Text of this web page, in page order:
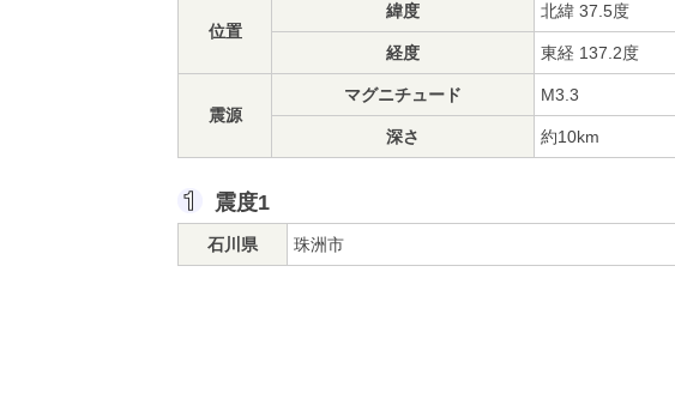
位置
緯度 北緯 37.5度
経度 東経 137.2度
震源
マグニチュード M3.3
深さ 約10km
震度1
石川県 珠洲市